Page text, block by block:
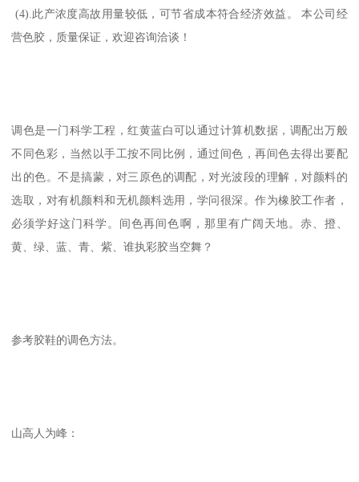
(4).此产浓度高故用量较低，可节省成本符合经济效益。 本公司经
营色胶，质量保证，欢迎咨询洽谈！
调色是一门科学工程，红黄蓝白可以通过计算机数据，调配出万般
不同色彩，当然以手工按不同比例，通过间色，再间色去得出要配
出的色。不是搞蒙，对三原色的调配，对光波段的理解，对颜料的
选取，对有机颜料和无机颜料选用，学问很深。作为橡胶工作者，
必须学好这门科学。间色再间色啊，那里有广阔天地。赤、撜、
黄、绿、蓝、青、紫、谁执彩胶当空舞？
参考胶鞋的调色方法。
山高人为峰：